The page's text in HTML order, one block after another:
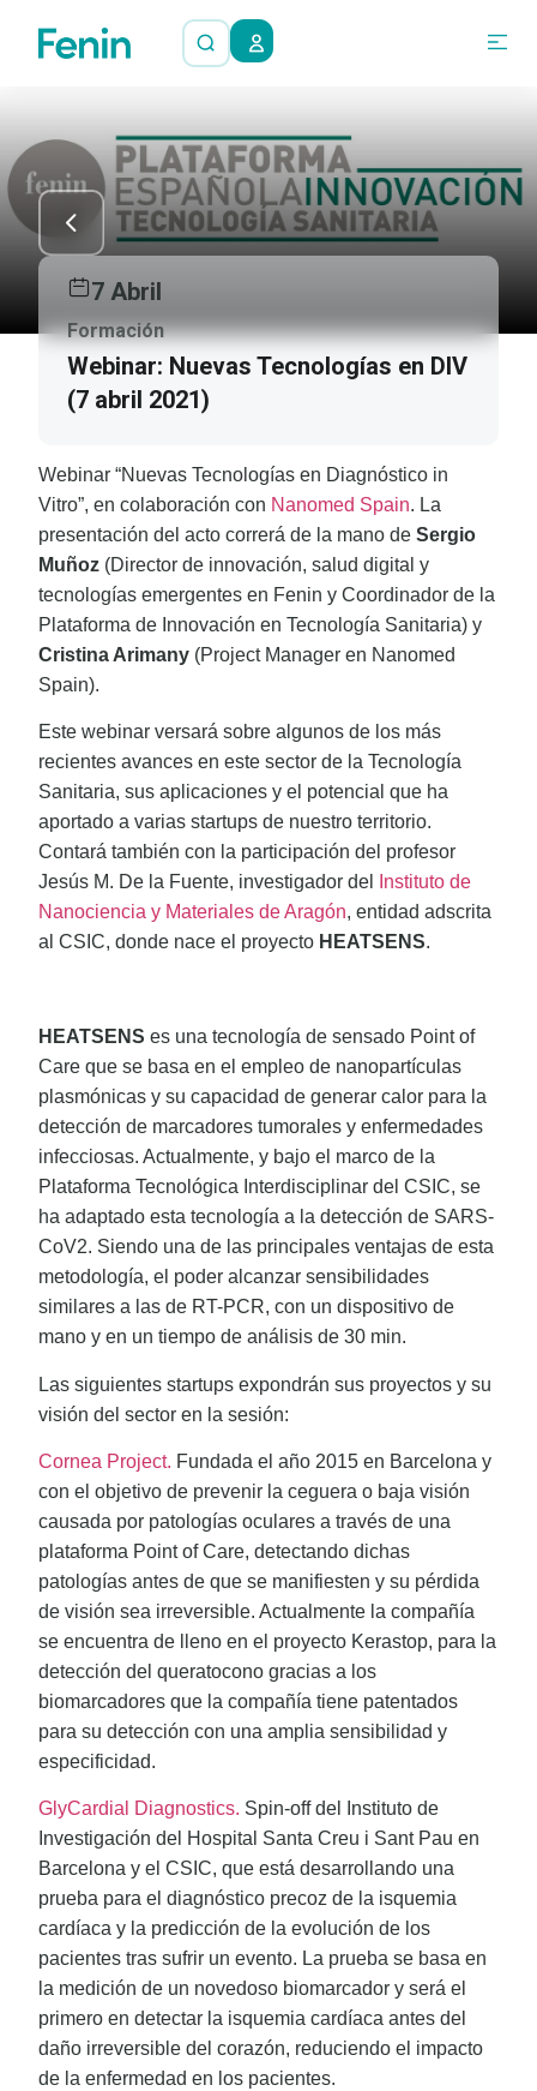
7 Abril
Formación
Webinar: Nuevas Tecnologías en DIV
(7 abril 2021)
Webinar “Nuevas Tecnologías en Diagnóstico in
Vitro”, en colaboración con Nanomed Spain. La
presentación del acto correrá de la mano de Sergio
Muñoz (Director de innovación, salud digital y
tecnologías emergentes en Fenin y Coordinador de la
Plataforma de Innovación en Tecnología Sanitaria) y
Cristina Arimany (Project Manager en Nanomed
Spain).
Este webinar versará sobre algunos de los más
recientes avances en este sector de la Tecnología
Sanitaria, sus aplicaciones y el potencial que ha
aportado a varias startups de nuestro territorio.
Contará también con la participación del profesor
Jesús M. De la Fuente, investigador del
Instituto de
Nanociencia y Materiales de Aragón, entidad adscrita
al CSIC, donde nace el proyecto HEATSENS.
HEATSENS es una tecnología de sensado Point of
Care que se basa en el empleo de nanopartículas
plasmónicas y su capacidad de generar calor para la
detección de marcadores tumorales y enfermedades
infecciosas. Actualmente, y bajo el marco de la
Plataforma Tecnológica Interdisciplinar del CSIC, se
ha adaptado esta tecnología a la detección de SARS-
CoV2. Siendo una de las principales ventajas de esta
metodología, el poder alcanzar sensibilidades
similares a las de RT-PCR, con un dispositivo de
mano y en un tiempo de análisis de 30 min.
Las siguientes startups expondrán sus proyectos y su
visión del sector en la sesión:
Cornea Project. Fundada el año 2015 en Barcelona y
con el objetivo de prevenir la ceguera o baja visión
causada por patologías oculares a través de una
plataforma Point of Care, detectando dichas
patologías antes de que se manifiesten y su pérdida
de visión sea irreversible. Actualmente la compañía
se encuentra de lleno en el proyecto Kerastop, para la
detección del queratocono gracias a los
biomarcadores que la compañía tiene patentados
para su detección con una amplia sensibilidad y
especificidad.
GlyCardial Diagnostics. Spin-off del Instituto de
Investigación del Hospital Santa Creu i Sant Pau en
Barcelona y el CSIC, que está desarrollando una
prueba para el diagnóstico precoz de la isquemia
cardíaca y la predicción de la evolución de los
pacientes tras sufrir un evento. La prueba se basa en
la medición de un novedoso biomarcador y será el
primero en detectar la isquemia cardíaca antes del
daño irreversible del corazón, reduciendo el impacto
de la enfermedad en los pacientes.